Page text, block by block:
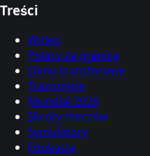
Treści
Wideo
Polacy za granicą
Okno transferowe
Transmisje
Mundial 2026
Skróty meczów
Symulatory
Edukacja